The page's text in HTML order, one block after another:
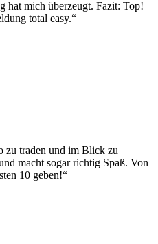
hat mich überzeugt. Fazit: Top!
total easy.“
zu traden und im Blick zu
macht sogar richtig Spaß. Von
10 geben!“